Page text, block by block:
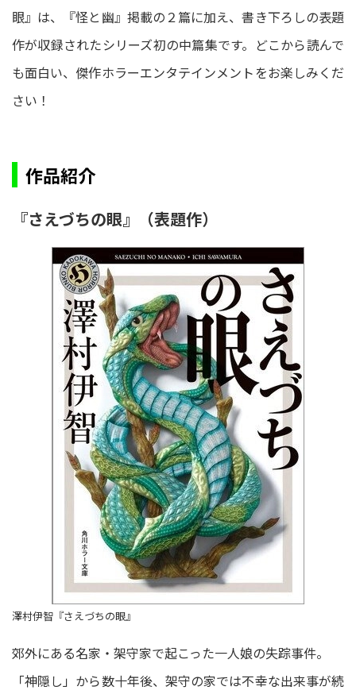
眼』は、『怪と幽』掲載の２篇に加え、書き下ろしの表題
作が収録されたシリーズ初の中篇集です。どこから読んで
も面白い、傑作ホラーエンタテインメントをお楽しみくだ
さい！
作品紹介
『さえづちの眼』 （表題作）
澤村伊智『さえづちの眼』
郊外にある名家・架守家で起こった一人娘の失踪事件。
「神隠し」から数十年後、架守の家では不幸な出来事が続